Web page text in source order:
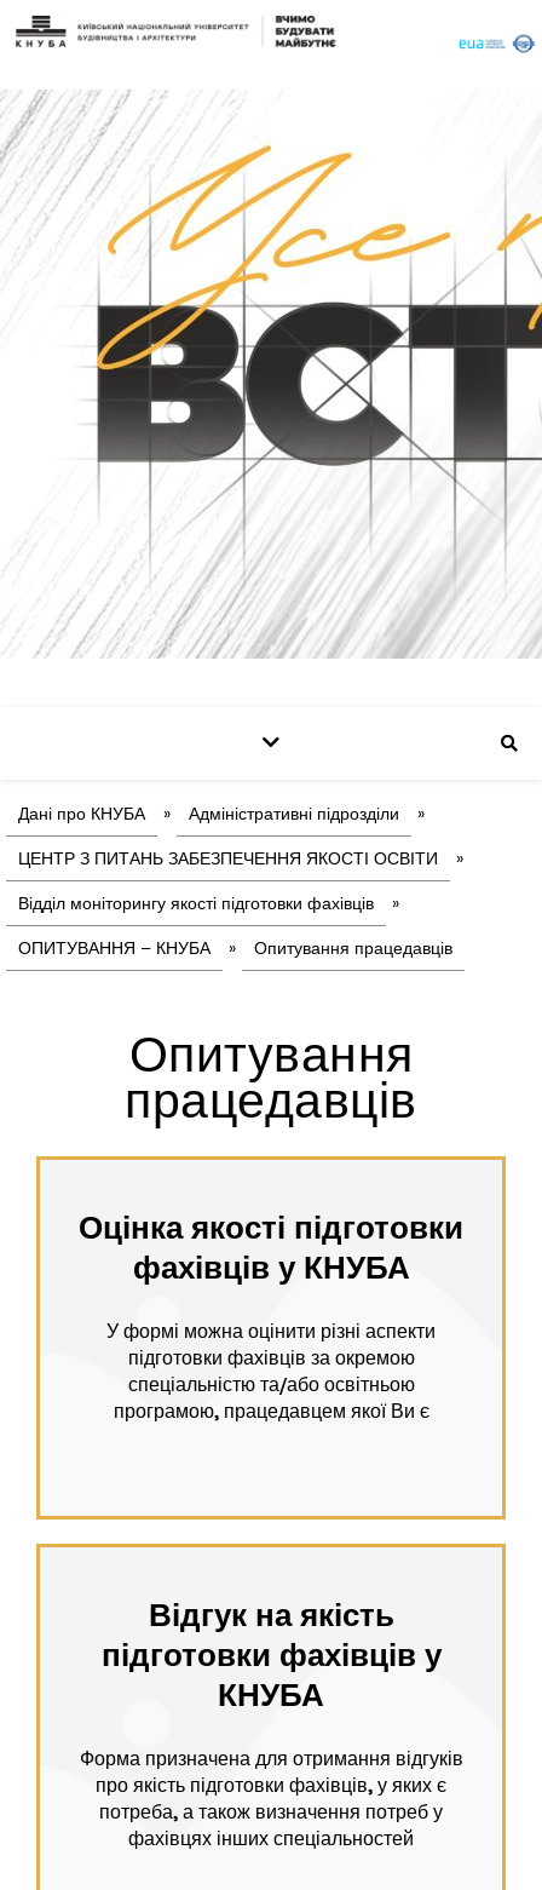
Дані про КНУБА » Адміністративні підрозділи »
ЦЕНТР З ПИТАНЬ ЗАБЕЗПЕЧЕННЯ ЯКОСТІ ОСВІТИ »
Відділ моніторингу якості підготовки фахівців »
ОПИТУВАННЯ – КНУБА » Опитування працедавців
Опитування
працедавців
Оцінка якості підготовки
фахівців у КНУБА
У формі можна оцінити різні аспекти
підготовки фахівців за окремою
спеціальністю та/або освітньою
програмою, працедавцем якої Ви є
Відгук на якість
підготовки фахівців у
КНУБА
Форма призначена для отримання відгуків
про якість підготовки фахівців, у яких є
потреба, а також визначення потреб у
фахівцях інших спеціальностей